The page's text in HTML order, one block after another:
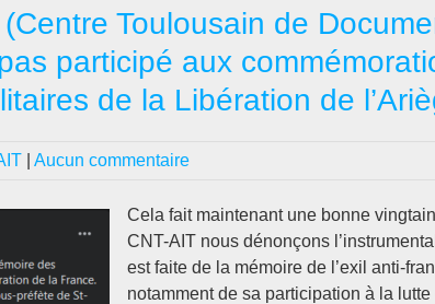
Toulousain de
participé aux
de la Libération de
Aucun commentaire
Cela fait maintenant une bonne
CNT-AIT nous dénonçons
est faite de la mémoire de l’exil anti-
notamment de sa participation à la lutte